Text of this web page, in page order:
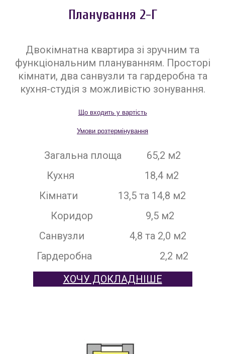
Планування 2-Г
Двокімнатна квартира зі зручним та
функціональним плануванням. Просторі
кімнати, два санвузли та гардеробна та
кухня-студія з можливістю зонування.
Що входить у вартість
Умови розтермінування
Загальна площа 65,2 м2
Кухня 18,4 м2
Кімнати 13,5 та 14,8 м2
Коридор 9,5 м2
Санвузли 4,8 та 2,0 м2
Гардеробна 2,2 м2
ХОЧУ ДОКЛАДНІШЕ